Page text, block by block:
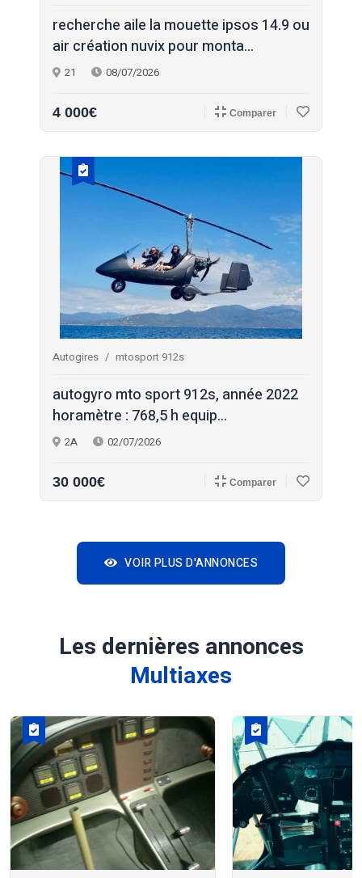
recherche aile la mouette ipsos 14.9 ou
air création nuvix pour monta...
21 08/07/2026
4 000€ Comparer
Autogires mtosport 912s
autogyro mto sport 912s, année 2022
horamètre : 768,5 h equip...
2A 02/07/2026
30 000€ Comparer
VOIR PLUS D'ANNONCES
Les dernières annonces
Multiaxes